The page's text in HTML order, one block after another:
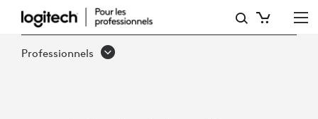
WEBCAMS
CONTRE
Professionnels